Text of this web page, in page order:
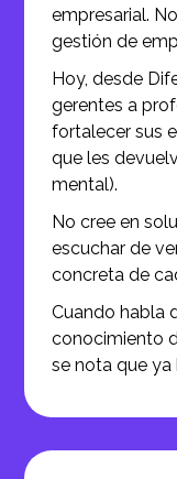
empresarial.
gestión de
Hoy, desde
gerentes a
fortalecer sus
que les
mental).
No cree en
escuchar de
concreta de
Cuando habla
conocimiento
se nota que ya